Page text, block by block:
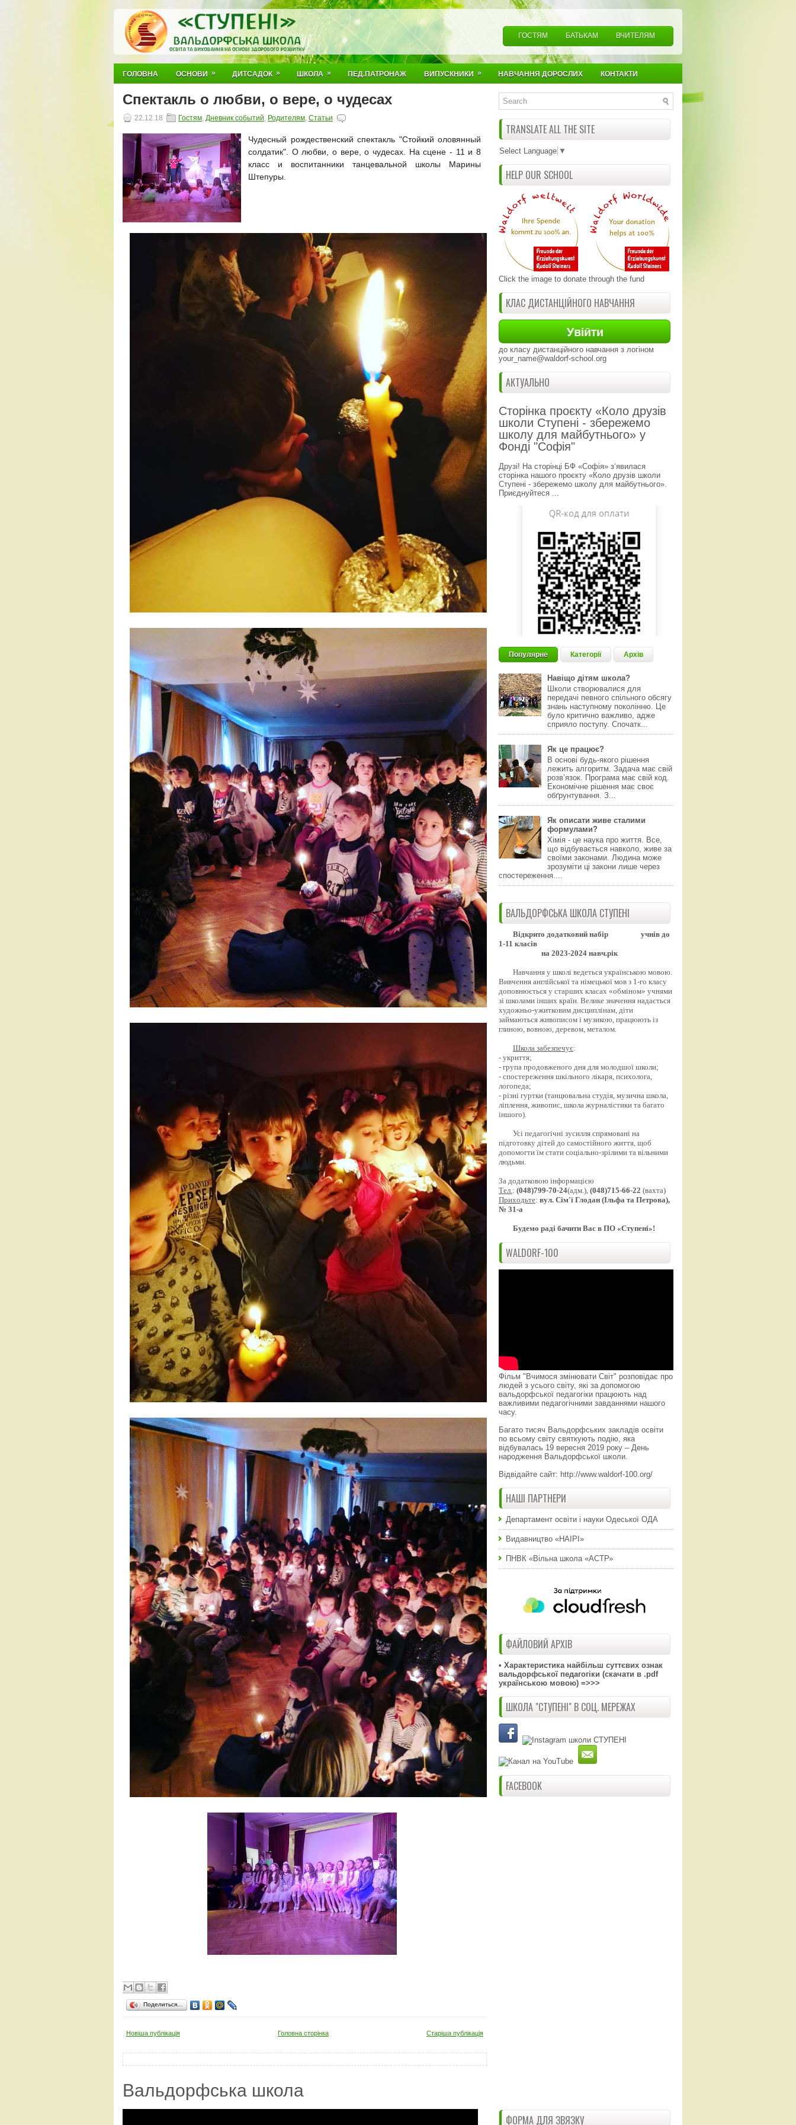
ГОСТЯМ БАТЬКАМ ВЧИТЕЛЯМ
ГОЛОВНА ОСНОВИ » ДИТСАДОК » ШКОЛА » ПЕД.ПАТРОНАЖ ВИПУСКНИКИ » НАВЧАННЯ ДОРОСЛИХ КОНТАКТИ
Спектакль о любви, о вере, о чудесах
22.12.18 Гостям, Дневник событий, Родителям, Статьи
Чудесный рождественский спектакль "Стойкий оловянный
солдатик". О любви, о вере, о чудесах. На сцене - 11 и 8
класс и воспитанники танцевальной школы Марины
Штепуры.
Поделиться…
Новіша публікація Старіша публікація
Головна сторінка
Вальдорфська школа
TRANSLATE ALL THE SITE
Select Language ▼
HELP OUR SCHOOL
Click the image to donate through the fund
КЛАС ДИСТАНЦІЙНОГО НАВЧАННЯ
до класу дистанційного навчання з логіном
your_name@waldorf-school.org
АКТУАЛЬНО
Сторінка проєкту «Коло друзів
школи Ступені - збережемо
школу для майбутнього» у
Фонді "Софія"
Друзі! На сторінці БФ «Софія» з‘явилася
сторінка нашого проєкту «Коло друзів школи
Ступені - збережемо школу для майбутнього».
Приєднуйтеся ...
Популярне Категорії Архів
Навіщо дітям школа?
Школи створювалися для
передачі певного спільного обсягу
знань наступному поколінню. Це
було критично важливо, адже
сприяло поступу. Спочатк...
Як це працює?
В основі будь-якого рішення
лежить алгоритм. Задача має свій
розвʼязок. Програма має свій код.
Економічне рішення має своє
обґрунтування. З...
Як описати живе сталими
формулами?
Хімія - це наука про життя. Все,
що відбувається навколо, живе за
своїми законами. Людина може
зрозуміти ці закони лише через
спостереження....
ВАЛЬДОРФСЬКА ШКОЛА СТУПЕНІ
Відкрито додатковий набір
учнів до
1-11 класів
на 2023-2024 навч.рік
Навчання у школі ведеться українською мовою.
Вивчення англійської та німецької мов з 1-го класу
доповнюється у старших класах «обміном» учнями
зі школами інших країн. Велике значення надається
художньо-ужитковим дисциплінам, діти
займаються живописом і музикою, працюють із
глиною, вовною, деревом, металом.
Школа забезпечує:
- укриття;
- група продовженого дня для молодшої школи;
- спостереження шкільного лікаря, психолога,
логопеда;
- різні гуртки (танцювальна студія, музична школа,
ліплення, живопис, школа журналістики та багато
іншого).
Усі педагогічні зусилля спрямовані на
підготовку дітей до самостійного життя, щоб
допомогти їм стати соціально-зрілими та вільними
людьми.
За додатковою інформацією
Тел. : (048)799-70-24(адм.), (048)715-66-22 (вахта)
Приходьте: вул. Сім'ї Глодан (Ільфа та Петрова),
№ 31-а
Будемо раді бачити Вас в ПО «Ступені»!
WALDORF-100
Фільм "Вчимося змінювати Світ" розповідає про
людей з усього світу, які за допомогою
вальдорфської педагогіки працюють над
важливими педагогічними завданнями нашого
часу.
Багато тисяч Вальдорфських закладів освіти
по всьому світу святкують подію, яка
відбувалась 19 вересня 2019 року – День
народження Вальдорфської школи.
Відвідайте сайт: http://www.waldorf-100.org/
НАШІ ПАРТНЕРИ
Департамент освіти і науки Одеської ОДА
Видавництво «НАІРІ»
ПНВК «Вільна школа «АСТР»
ФАЙЛОВИЙ АРХІВ
• Характеристика найбільш суттєвих ознак
вальдорфської педагогіки (скачати в .pdf
українською мовою) =>>>
ШКОЛА "СТУПЕНІ" В СОЦ. МЕРЕЖАХ
FACEBOOK
ФОРМА ДЛЯ ЗВЯЗКУ